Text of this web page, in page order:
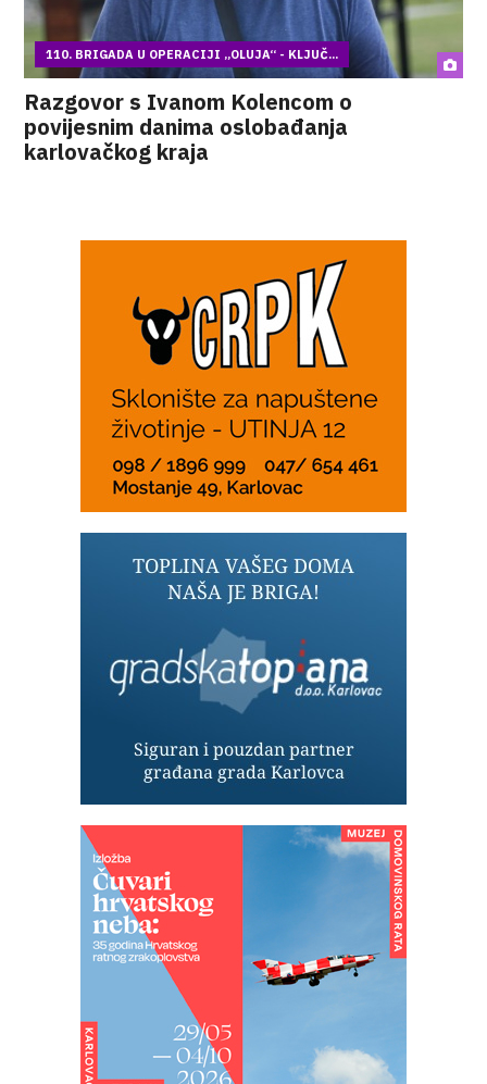
110. BRIGADA U OPERACIJI „OLUJA“ - KLJUČ...
Razgovor s Ivanom Kolencom o
povijesnim danima oslobađanja
karlovačkog kraja